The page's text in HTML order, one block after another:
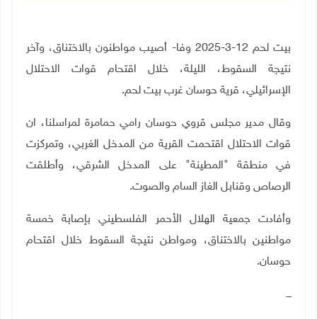
بيت لحم 12-3-2025 وفا- أصيب مواطنون بالاختناق، وآخر
نتيجة السقوط، الليلة، خلال اقتحام قوات الاحتلال
الإسرائيلي، قرية حوسان غرب بيت لحم.
وقال مدير مجلس قروي حوسان رامي حمامرة لمراسلنا، ان
قوات الاحتلال اقتحمت القرية من المدخل الغربي، وتمركزت
في منطقة "المطينة" على المدخل الشرقي، وأطلقت
الرصاص وقنابل الغاز السام والصوت.
وأفادت جمعية الهلال الأحمر الفلسطيني بإصابة خمسة
مواطنين بالاختناق، ومواطن نتيجة السقوط خلال اقتحام
حوسان.
ـــ